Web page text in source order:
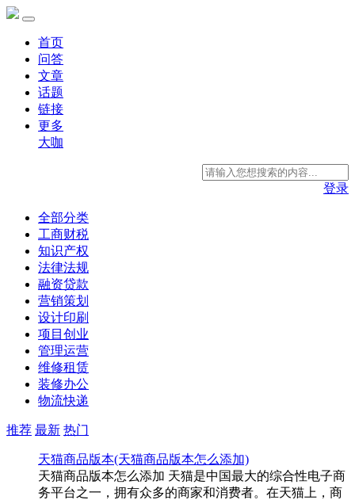
首页
问答
文章
话题
链接
更多
大咖
登录
全部分类
工商财税
知识产权
法律法规
融资贷款
营销策划
设计印刷
项目创业
管理运营
维修租赁
装修办公
物流快递
推荐 最新 热门
天猫商品版本(天猫商品版本怎么添加)
天猫商品版本怎么添加 天猫是中国最大的综合性电子商
务平台之一，拥有众多的商家和消费者。在天猫上，商